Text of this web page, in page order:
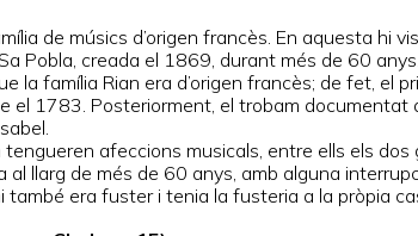
de músics d’origen francès. En aquesta hi
Pobla, creada el 1869, durant més de 60 anys.
la família Rian era d’origen francès; de fet, el
el 1783. Posteriorment, el trobam
tengueren afeccions musicals, entre ells els
al llarg de més de 60 anys, amb alguna
era fuster i tenia la fusteria a la pròpia